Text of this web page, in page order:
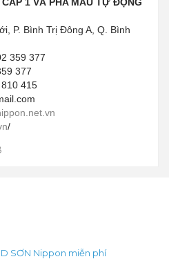
P. Bình Trị Đông A, Q. Bình
359 377
377
415
/
SƠN Nippon miễn phí